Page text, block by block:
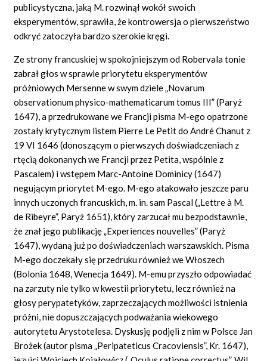
publicystyczna, jaką M. rozwinął wokół swoich
eksperymentów, sprawiła, że kontrowersja o pierwszeństwo
odkryć zatoczyła bardzo szerokie kręgi.
Ze strony francuskiej w spokojniejszym od Robervalatonie
zabrał głos w sprawie priorytetu eksperymentów
próżniowych Mersenne w swym dziele „Novarum
observationumphysico-mathematicarum tomus III” (Paryż
1647), a przedrukowane we Francji pisma M-ego opatrzone
zostały krytycznym listem Pierre Le Petitdo AndréChanut z
19 VI 1646 (donoszącym o pierwszych doświadczeniach z
rtęcią dokonanych we Francji przez Petita, wspólnie z
Pascalem) i wstępem Marc-Antoine Dominicy (1647)
negującym priorytet M-ego. M-ego atakowało jeszcze paru
innych uczonych francuskich, m. in.sam Pascal („Lettreà M.
de Ribeyre”, Paryż 1651), który zarzucał mu bezpodstawnie,
że znał jego publikację „Experiencesnouvelles”(Paryż
1647), wydaną już po doświadczeniach warszawskich. Pisma
M-ego doczekały się przedruku również we Włoszech
(Bolonia 1648, Wenecja 1649). M-emu przyszło odpowiadać
na zarzuty nie tylko w kwestii priorytetu, lecz również na
głosy perypatetyków, zaprzeczających możliwości istnienia
próżni, nie dopuszczających podważania wiekowego
autorytetu Arystotelesa. Dyskusję podjęli z nim w Polsce Jan
Brożek (autor pisma „PeripateticusCracoviensis”, Kr. 1647),